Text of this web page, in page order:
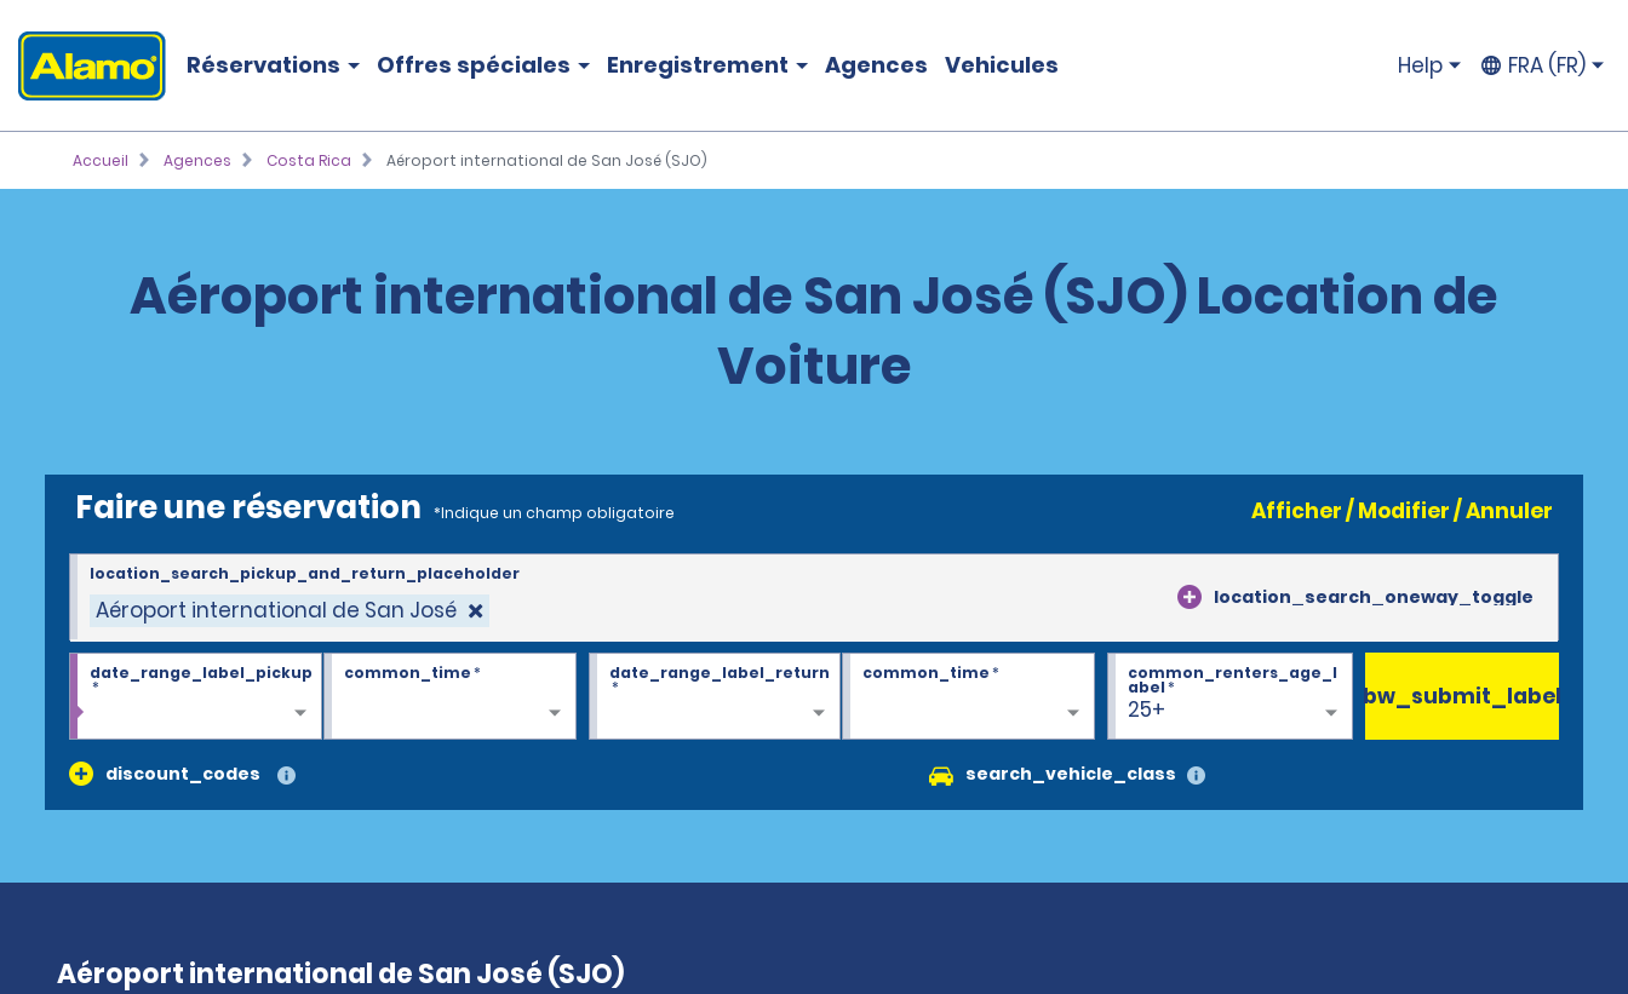
Réservations Offres spéciales Enregistrement Agences Vehicules Help FRA (FR)
Accueil Agences Costa Rica Aéroport international de San José (SJO)
Aéroport international de San José (SJO) Location de
Voiture
Faire une réservation *Indique un champ obligatoire Afficher / Modifier / Annuler
Aéroport international de San José location_search_oneway_toggle
location_search_pickup_and_return_placeholder
date_range_label_pickup
*
common_time* date_range_label_return
*
common_time*
25+
common_renters_age_l
abel*
discount_codes search_vehicle_class
bw_submit_label
Aéroport international de San José (SJO)